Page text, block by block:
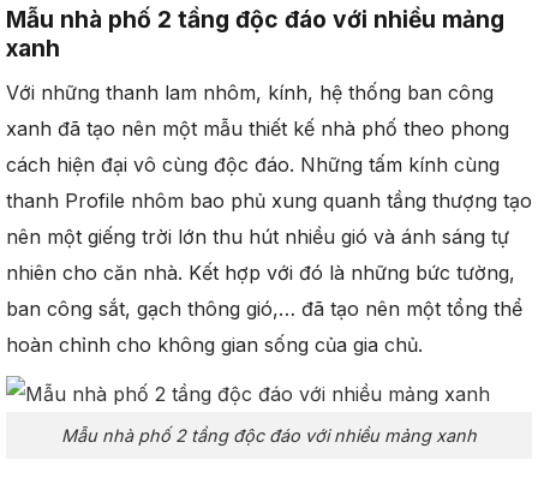
Mẫu nhà phố 2 tầng độc đáo với nhiều mảng
xanh
Với những thanh lam nhôm, kính, hệ thống ban công
xanh đã tạo nên một mẫu thiết kế nhà phố theo phong
cách hiện đại vô cùng độc đáo. Những tấm kính cùng
thanh Profile nhôm bao phủ xung quanh tầng thượng tạo
nên một giếng trời lớn thu hút nhiều gió và ánh sáng tự
nhiên cho căn nhà. Kết hợp với đó là những bức tường,
ban công sắt, gạch thông gió,… đã tạo nên một tổng thể
hoàn chỉnh cho không gian sống của gia chủ.
Mẫu nhà phố 2 tầng độc đáo với nhiều mảng xanh